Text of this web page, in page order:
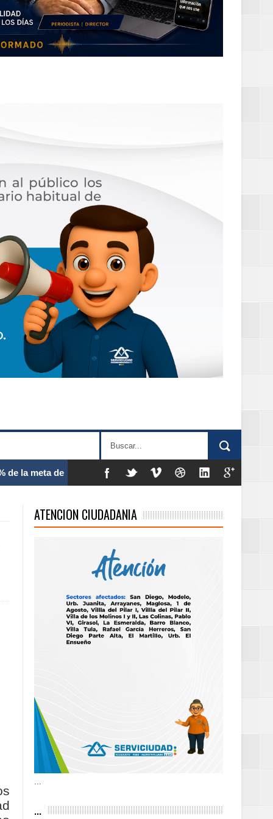
violencias
sin
Gobierno de
de la Mujer
ATENCION CIUDADANIA
...